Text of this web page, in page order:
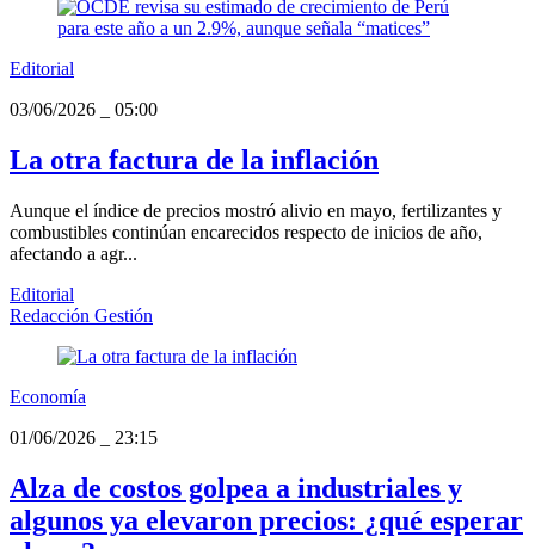
Editorial
03/06/2026
05:00
La otra factura de la inflación
Aunque el índice de precios mostró alivio en mayo, fertilizantes y
combustibles continúan encarecidos respecto de inicios de año,
afectando a agr...
Editorial
Redacción Gestión
Economía
01/06/2026
23:15
Alza de costos golpea a industriales y
algunos ya elevaron precios: ¿qué esperar